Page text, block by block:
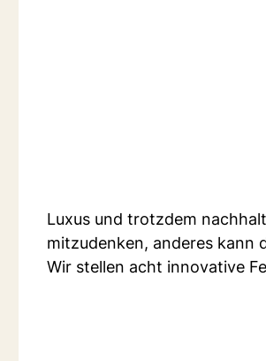
Luxus und trotzdem
mitzudenken, anderes kann
Wir stellen acht innovative